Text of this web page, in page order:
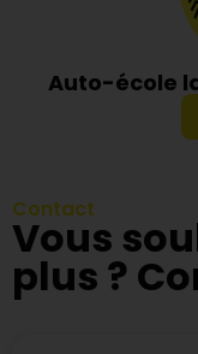
Auto-école
Contact
Vous
plus ?